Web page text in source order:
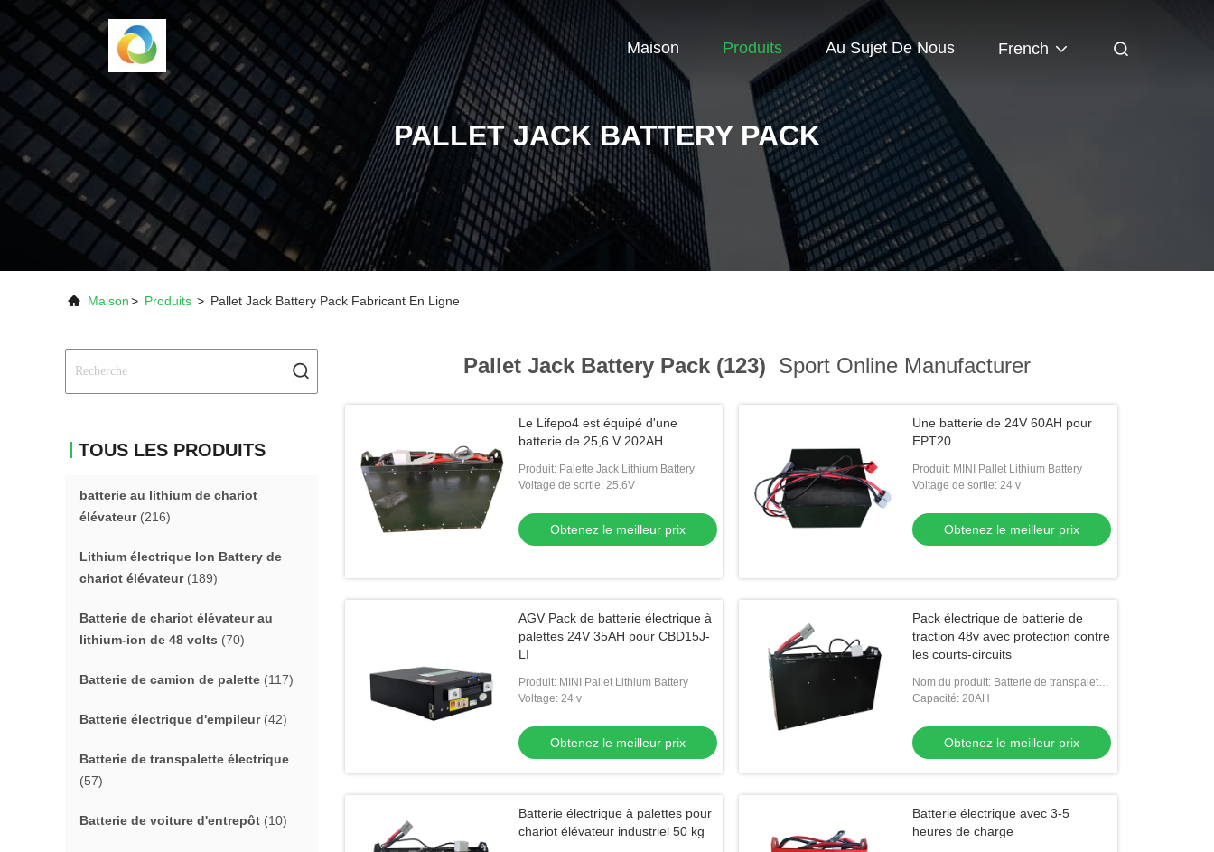
Maison Produits Au Sujet De Nous French
PALLET JACK BATTERY PACK
Maison> Produits > Pallet Jack Battery Pack Fabricant En Ligne
TOUS LES PRODUITS
batterie au lithium de chariot
élévateur(216)
Lithium électrique Ion Battery de
chariot élévateur(189)
Batterie de chariot élévateur au
lithium-ion de 48 volts (70)
Batterie de camion de palette (117)
Batterie électrique d'empileur(42)
Batterie de transpalette électrique
(57)
Batterie de voiture d'entrepôt (10)
Pallet Jack Battery Pack (123) Sport Online Manufacturer
Le Lifepo4 est équipé d'une
batterie de 25,6 V 202AH.
Produit: Palette Jack Lithium Battery
Voltage de sortie: 25.6V
Obtenez le meilleur prix
Une batterie de 24V 60AH pour
EPT20
Produit: MINI Pallet Lithium Battery
Voltage de sortie: 24 v
Obtenez le meilleur prix
AGV Pack de batterie électrique à
palettes 24V 35AH pour CBD15J-
LI
Produit: MINI Pallet Lithium Battery
Voltage: 24 v
Obtenez le meilleur prix
Pack électrique de batterie de
traction 48v avec protection contre
les courts-circuits
Nom du produit: Batterie de transpalette
électrique
Capacité: 20AH
Obtenez le meilleur prix
Batterie électrique à palettes pour
chariot élévateur industriel 50 kg
Batterie électrique avec 3-5
heures de charge